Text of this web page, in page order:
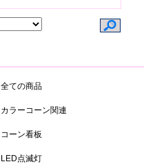
全ての商品
カラーコーン関連
コーン看板
LED点滅灯